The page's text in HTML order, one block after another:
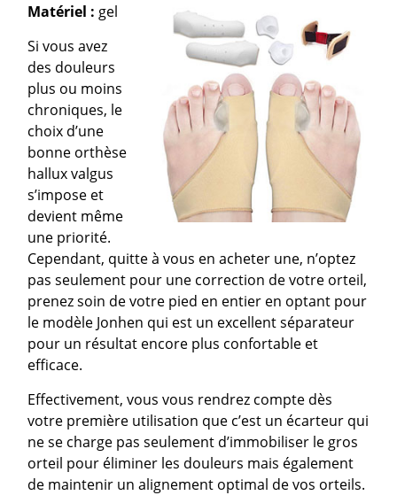
Matériel : gel
Si vous avez
des douleurs
plus ou moins
chroniques, le
choix d’une
bonne orthèse
hallux valgus
s’impose et
devient même
une priorité.
Cependant, quitte à vous en acheter une, n’optez
pas seulement pour une correction de votre orteil,
prenez soin de votre pied en entier en optant pour
le modèle Jonhen qui est un excellent séparateur
pour un résultat encore plus confortable et
efficace.
Effectivement, vous vous rendrez compte dès
votre première utilisation que c’est un écarteur qui
ne se charge pas seulement d’immobiliser le gros
orteil pour éliminer les douleurs mais également
de maintenir un alignement optimal de vos orteils.